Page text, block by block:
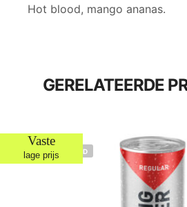
Hot blood, mango ananas.
GERELATEERDE
Vaste
lage prijs
NIET OP VOORRAAD